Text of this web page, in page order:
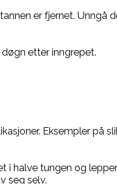
er fjernet. Unngå
etter inngrepet.
Eksempler på
i halve tungen og
seg selv.